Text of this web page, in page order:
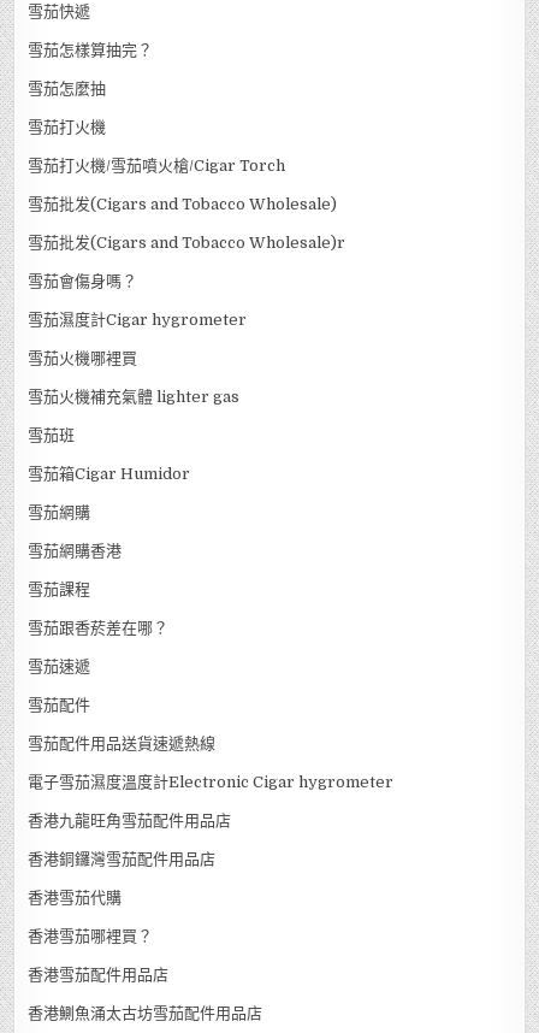
雪茄快遞
雪茄怎樣算抽完？
雪茄怎麼抽
雪茄打火機
雪茄打火機/雪茄噴火槍/Cigar Torch
雪茄批发(Cigars and Tobacco Wholesale)
雪茄批发(Cigars and Tobacco Wholesale)r
雪茄會傷身嗎？
雪茄濕度計Cigar hygrometer
雪茄火機哪裡買
雪茄火機補充氣體 lighter gas
雪茄班
雪茄箱Cigar Humidor
雪茄網購
雪茄網購香港
雪茄課程
雪茄跟香菸差在哪？
雪茄速遞
雪茄配件
雪茄配件用品送貨速遞熱線
電子雪茄濕度溫度計Electronic Cigar hygrometer
香港九龍旺角雪茄配件用品店
香港銅鑼灣雪茄配件用品店
香港雪茄代購
香港雪茄哪裡買？
香港雪茄配件用品店
香港鰂魚涌太古坊雪茄配件用品店